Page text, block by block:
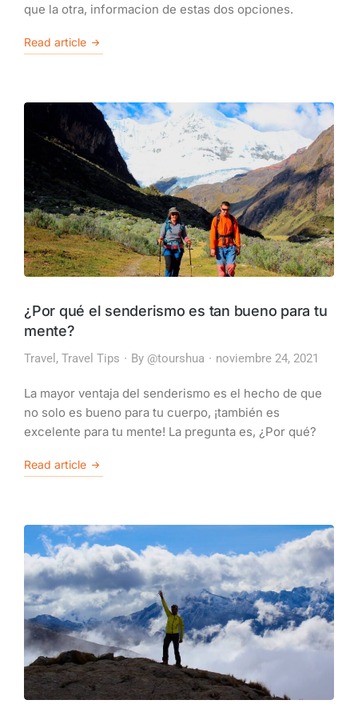
que la otra, informacion de estas dos opciones.
Read article
¿Por qué el senderismo es tan bueno para tu
mente?
Travel , Travel Tips By @tourshua noviembre 24, 2021
La mayor ventaja del senderismo es el hecho de que
no solo es bueno para tu cuerpo, ¡también es
excelente para tu mente! La pregunta es, ¿Por qué?
Read article